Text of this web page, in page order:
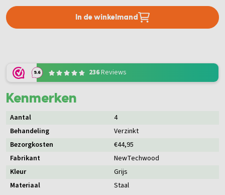
In de winkelmand
9.6 236Reviews
Kenmerken
Aantal
4
Behandeling
Verzinkt
Bezorgkosten
€44,95
Fabrikant
NewTechwood
Kleur
Grijs
Materiaal
Staal